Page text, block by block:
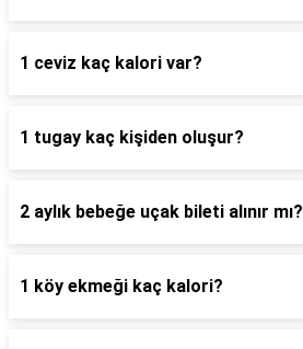
1 ceviz kaç kalori var?
1 tugay kaç kişiden oluşur?
2 aylık bebeğe uçak bileti alınır mı?
1 köy ekmeği kaç kalori?